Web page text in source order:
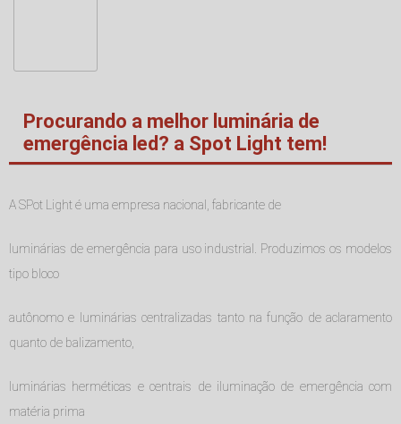
Procurando a melhor luminária de
emergência led? a Spot Light tem!
A SPot Light é uma empresa nacional, fabricante de
luminárias de emergência para uso industrial. Produzimos os modelos
tipo bloco
autônomo e luminárias centralizadas tanto na função de aclaramento
quanto de balizamento,
luminárias herméticas e centrais de iluminação de emergência com
matéria prima